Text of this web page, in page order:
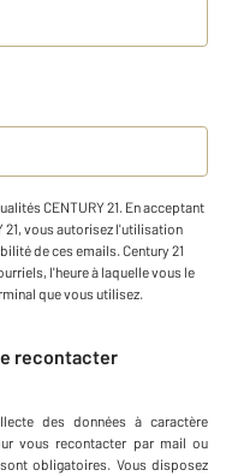
CENTURY 21. En acceptant
21, vous autorisez l'utilisation
de ces emails. Century 21
l'heure à laquelle vous le
que vous utilisez.
recontacter
des données à caractère
vous recontacter par mail ou
sont obligatoires. Vous disposez